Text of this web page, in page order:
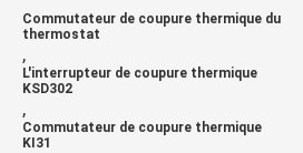
Commutateur de coupure thermique du
thermostat
,
L'interrupteur de coupure thermique
KSD302
,
Commutateur de coupure thermique
KI31